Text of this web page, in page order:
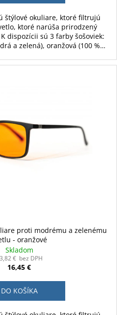
štýlové okuliare, ktoré filtrujú
ktoré narúša prirodzený
dispozícii sú 3 farby šošoviek:
a zelená), oranžová (100 %
proti modrému a zelenému
- oranžové
Skladom
€ bez DPH
16,45 €
DO KOŠÍKA